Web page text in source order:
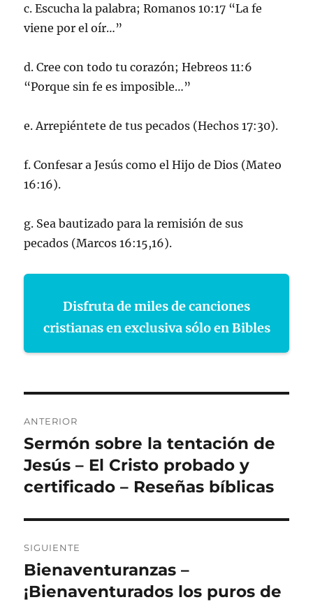
c. Escucha la palabra; Romanos 10:17 “La fe
viene por el oír…”
d. Cree con todo tu corazón; Hebreos 11:6
“Porque sin fe es imposible…”
e. Arrepiéntete de tus pecados (Hechos 17:30).
f. Confesar a Jesús como el Hijo de Dios (Mateo
16:16).
g. Sea bautizado para la remisión de sus
pecados (Marcos 16:15,16).
Disfruta de miles de canciones
cristianas en exclusiva sólo en Bibles
de
entradas
ANTERIOR
Entrada
anterior:
Sermón sobre la tentación de
Jesús – El Cristo probado y
certificado – Reseñas bíblicas
SIGUIENTE
Entrada
siguiente:
Bienaventuranzas –
¡Bienaventurados los puros de